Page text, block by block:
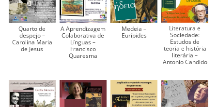
Quarto de
despejo –
Carolina Maria
de Jesus
A Aprendizagem
Colaborativa de
Línguas –
Francisco
Quaresma
Medeia –
Eurípides
Literatura e
Sociedade:
Estudos de
teoria e história
literária –
Antonio Candido